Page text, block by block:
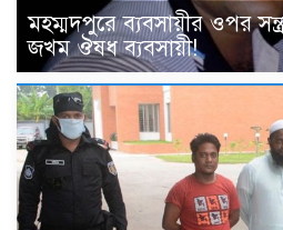
মহম্মদপুরে ব্যবসায়ীর ওপর
জখম ঔষধ ব্যবসায়ী!